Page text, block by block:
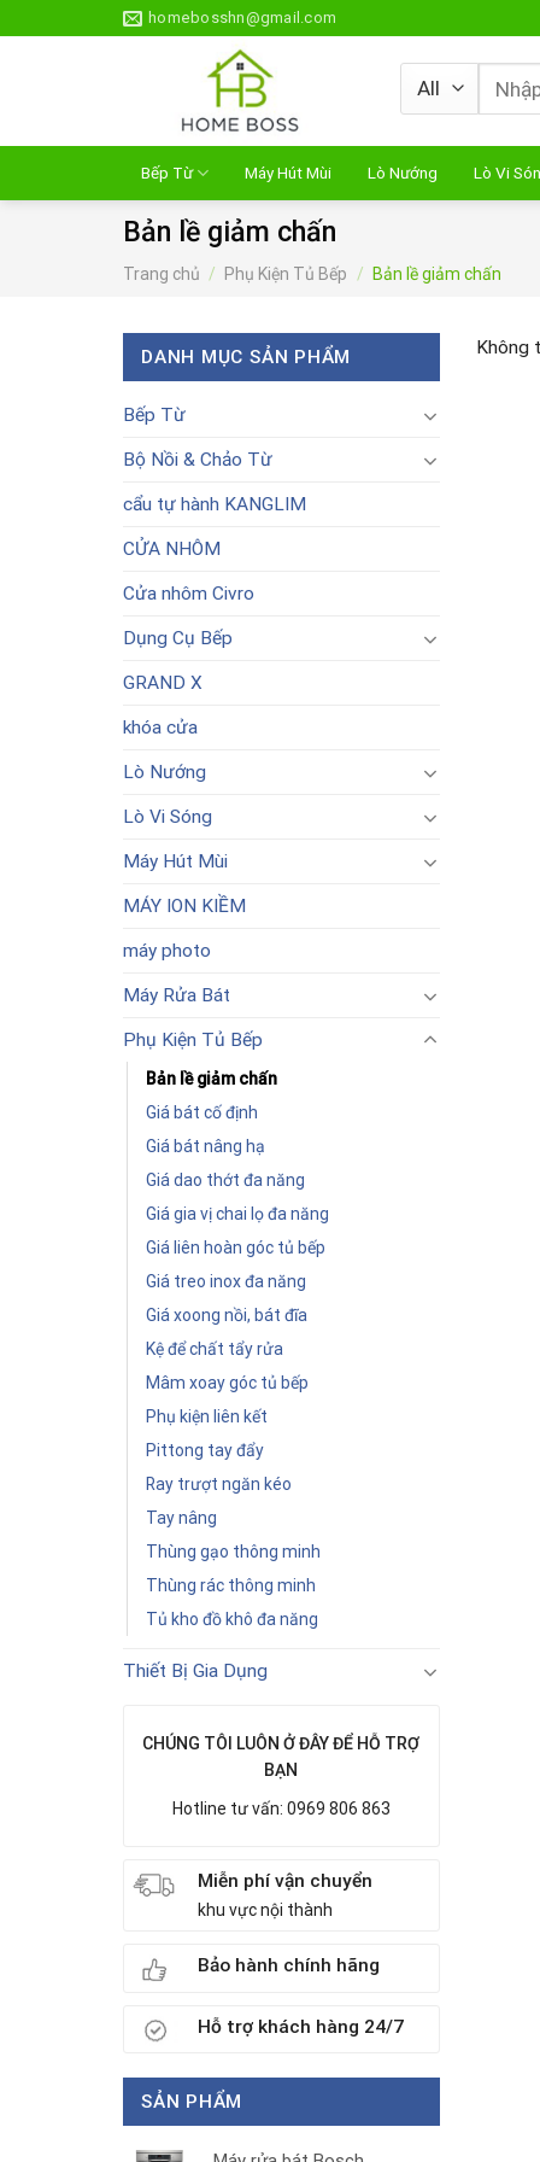
to
homebosshn@gmail.com
Tìm
kiếm:
Bếp Từ Máy Hút Mùi Lò Nướng Lò Vi
Bản lề giảm chấn
Trang chủ / Phụ Kiện Tủ Bếp / Bản lề giảm chấn
DANH MỤC SẢN PHẨM
Bếp Từ
Bộ Nồi & Chảo Từ
cẩu tự hành KANGLIM
CỬA NHÔM
Cửa nhôm Civro
Dụng Cụ Bếp
GRAND X
khóa cửa
Lò Nướng
Lò Vi Sóng
Máy Hút Mùi
MÁY ION KIỀM
máy photo
Máy Rửa Bát
Phụ Kiện Tủ Bếp
Bản lề giảm chấn
Giá bát cố định
Giá bát nâng hạ
Giá dao thớt đa năng
Giá gia vị chai lọ đa năng
Giá liên hoàn góc tủ bếp
Giá treo inox đa năng
Giá xoong nồi, bát đĩa
Kệ để chất tẩy rửa
Mâm xoay góc tủ bếp
Phụ kiện liên kết
Pittong tay đẩy
Ray trượt ngăn kéo
Tay nâng
Thùng gạo thông minh
Thùng rác thông minh
Tủ kho đồ khô đa năng
Thiết Bị Gia Dụng
CHÚNG TÔI LUÔN Ở ĐÂY ĐỂ HỖ TRỢ
BẠN
Hotline tư vấn: 0969 806 863
Miễn phí vận chuyển
khu vực nội thành
Bảo hành chính hãng
Hỗ trợ khách hàng 24/7
SẢN PHẨM
Không